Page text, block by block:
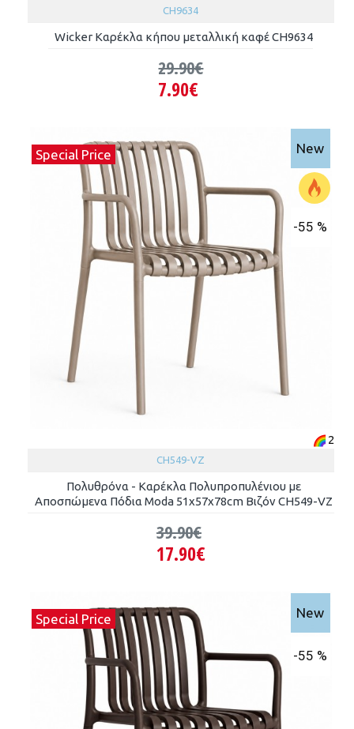
CH9634
Wicker Καρέκλα κήπου μεταλλική καφέ CH9634
7.90€
29.90€
Special Price New
-55 %
2
CH549-VZ
Πολυθρόνα - Καρέκλα Πολυπροπυλένιου με
Αποσπώμενα Πόδια Moda 51x57x78cm Βιζόν CH549-VZ
17.90€
39.90€
Special Price New
-55 %